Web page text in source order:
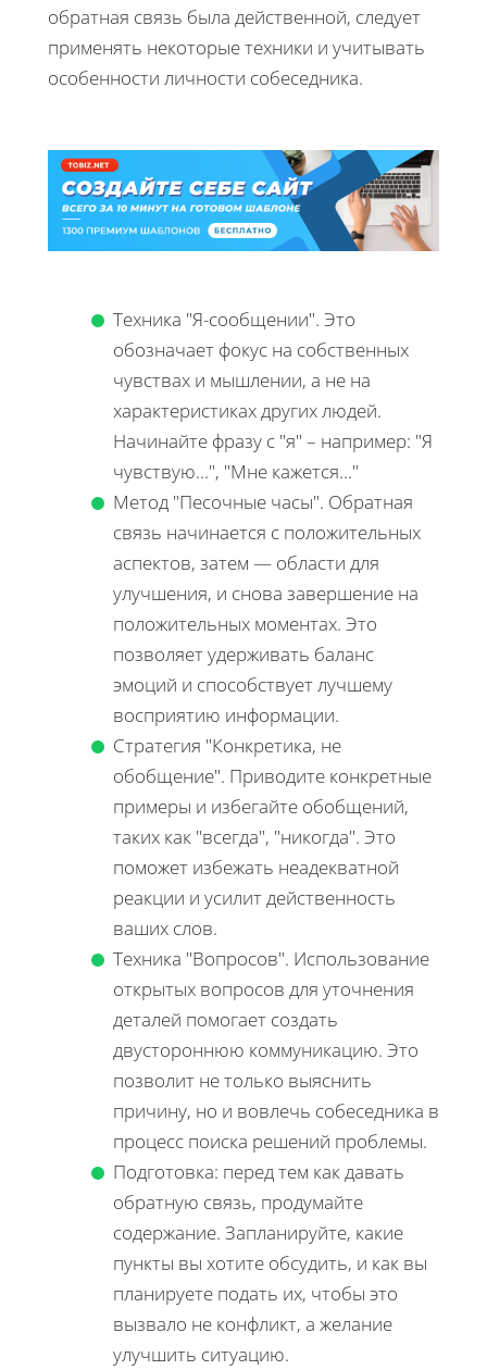
обратная связь была действенной, следует
применять некоторые техники и учитывать
особенности личности собеседника.
Техника "Я-сообщении". Это
обозначает фокус на собственных
чувствах и мышлении, а не на
характеристиках других людей.
Начинайте фразу с "я" – например: "Я
чувствую...", "Мне кажется..."
Метод "Песочные часы". Обратная
связь начинается с положительных
аспектов, затем — области для
улучшения, и снова завершение на
положительных моментах. Это
позволяет удерживать баланс
эмоций и способствует лучшему
восприятию информации.
Стратегия "Конкретика, не
обобщение". Приводите конкретные
примеры и избегайте обобщений,
таких как "всегда", "никогда". Это
поможет избежать неадекватной
реакции и усилит действенность
ваших слов.
Техника "Вопросов". Использование
открытых вопросов для уточнения
деталей помогает создать
двустороннюю коммуникацию. Это
позволит не только выяснить
причину, но и вовлечь собеседника в
процесс поиска решений проблемы.
Подготовка: перед тем как давать
обратную связь, продумайте
содержание. Запланируйте, какие
пункты вы хотите обсудить, и как вы
планируете подать их, чтобы это
вызвало не конфликт, а желание
улучшить ситуацию.